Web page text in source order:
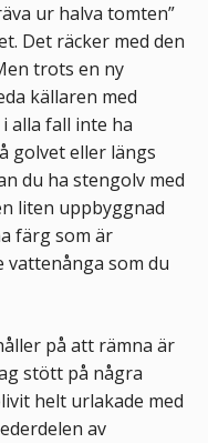
ur halva tomten”
Det räcker med den
trots en ny
källaren med
alla fall inte ha
golvet eller längs
du ha stengolv med
liten uppbyggnad
färg som är
som du
på att rämna är
stött på några
helt urlakade med
av